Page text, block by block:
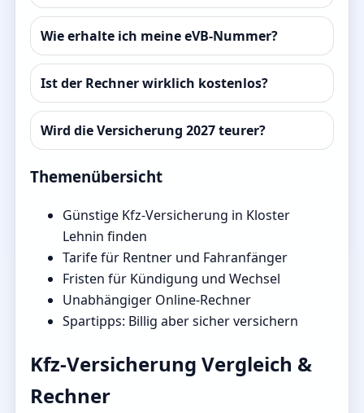
Wie erhalte ich meine eVB-Nummer?
Ist der Rechner wirklich kostenlos?
Wird die Versicherung 2027 teurer?
Themenübersicht
Günstige Kfz-Versicherung in Kloster
Lehnin finden
Tarife für Rentner und Fahranfänger
Fristen für Kündigung und Wechsel
Unabhängiger Online-Rechner
Spartipps: Billig aber sicher versichern
Kfz-Versicherung Vergleich &
Rechner